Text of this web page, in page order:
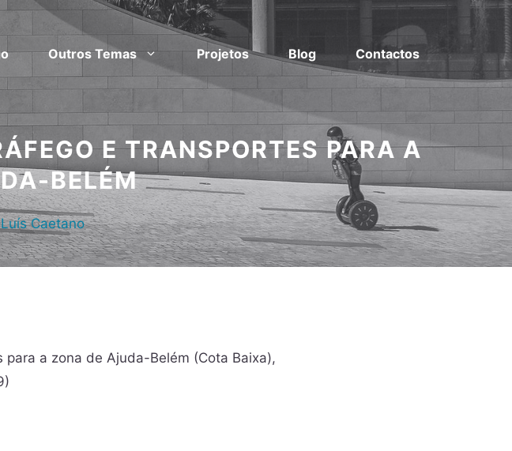
Outros Temas Projetos Blog Contactos
E TRANSPORTES PARA A
BELÉM
Luís Caetano
para a zona de Ajuda-Belém (Cota Baixa),